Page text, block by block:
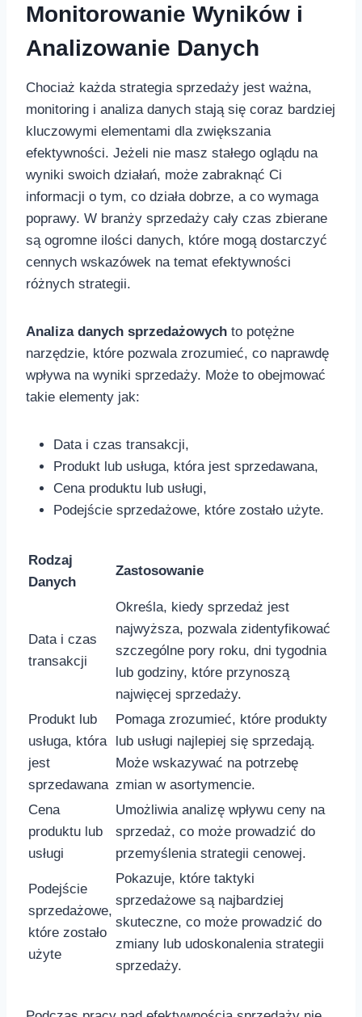
Monitorowanie Wyników‍ i
Analizowanie Danych
Chociaż każda strategia sprzedaży jest ważna,
monitoring i analiza danych ‌stają się coraz bardziej‍
kluczowymi elementami dla zwiększania
efektywności.⁢ Jeżeli ​nie masz stałego oglądu⁢ na⁤
wyniki ​swoich działań, może ‌zabraknąć⁤ Ci
informacji o⁣ tym, co ‌działa dobrze, a co​ wymaga
poprawy. W branży⁣ sprzedaży cały czas zbierane
są ​ogromne ilości danych, które ⁤mogą dostarczyć
cennych wskazówek na temat efektywności
różnych strategii.
Analiza danych sprzedażowych to potężne
narzędzie,⁣ które pozwala zrozumieć, co naprawdę
wpływa ⁤na wyniki sprzedaży. Może ​to obejmować
takie elementy​ jak:
Data ⁣i ⁢czas transakcji,
Produkt lub usługa, która jest ⁤sprzedawana,
Cena​ produktu lub usługi,
Podejście sprzedażowe, które ‌zostało użyte.
Rodzaj‌
Danych
Zastosowanie
Data i czas
transakcji
Określa,‍ kiedy ​sprzedaż jest
najwyższa, pozwala zidentyfikować
szczególne ​pory roku, dni tygodnia
lub⁣ godziny, które przynoszą
najwięcej sprzedaży.
Produkt lub
usługa, która
jest
sprzedawana
Pomaga zrozumieć, które ⁣produkty‌
lub usługi najlepiej się sprzedają.
Może‍ wskazywać na⁤ potrzebę
zmian w asortymencie.
Cena
⁢produktu lub
usługi
Umożliwia analizę wpływu ceny na
sprzedaż,​ co ⁣może​ prowadzić do‌
przemyślenia‌ strategii cenowej.
Podejście
sprzedażowe,​
które zostało
użyte
Pokazuje, które ‌taktyki
sprzedażowe są najbardziej
skuteczne, co ‍może ⁤prowadzić do ​
zmiany ⁢lub ‍udoskonalenia strategii
sprzedaży.